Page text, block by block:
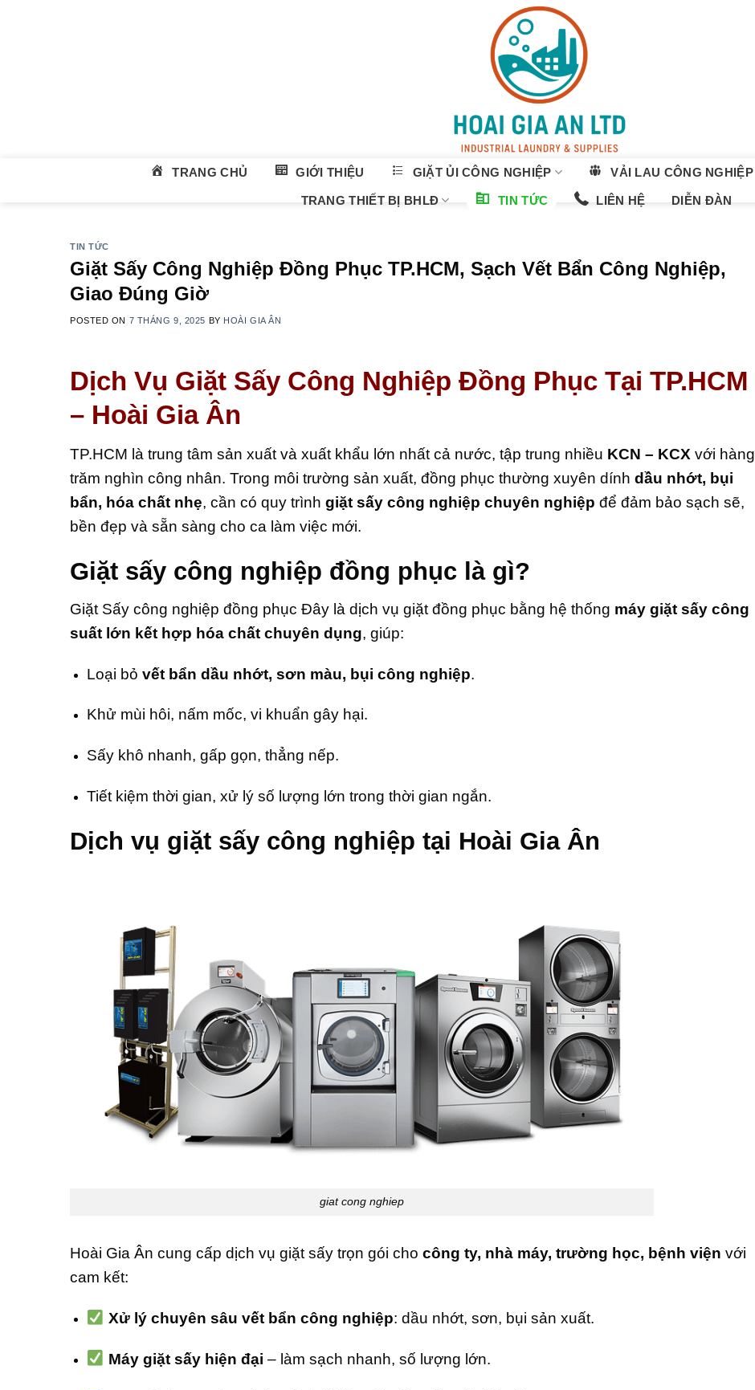
TRANG CHỦ GIỚI THIỆU GIẶT ỦI CÔNG NGHIỆP VẢI LAU CÔNG NGHIỆP
TRANG THIẾT BỊ BHLĐ TIN TỨC LIÊN HỆ DIỄN ĐÀN
TIN TỨC
Giặt Sấy Công Nghiệp Đồng Phục TP.HCM, Sạch Vết Bẩn Công Nghiệp,
Giao Đúng Giờ
POSTED ON 7 THÁNG 9, 2025 BY HOÀI GIA ÂN
Dịch Vụ Giặt Sấy Công Nghiệp Đồng Phục Tại TP.HCM
– Hoài Gia Ân
TP.HCM là trung tâm sản xuất và xuất khẩu lớn nhất cả nước, tập trung nhiều KCN – KCX với hàng
trăm nghìn công nhân. Trong môi trường sản xuất, đồng phục thường xuyên dính dầu nhớt, bụi
bẩn, hóa chất nhẹ, cần có quy trình giặt sấy công nghiệp chuyên nghiệp để đảm bảo sạch sẽ,
bền đẹp và sẵn sàng cho ca làm việc mới.
Giặt sấy công nghiệp đồng phục là gì?
Giặt Sấy công nghiệp đồng phục Đây là dịch vụ giặt đồng phục bằng hệ thống máy giặt sấy công
suất lớn kết hợp hóa chất chuyên dụng, giúp:
Loại bỏ vết bẩn dầu nhớt, sơn màu, bụi công nghiệp.
Khử mùi hôi, nấm mốc, vi khuẩn gây hại.
Sấy khô nhanh, gấp gọn, thẳng nếp.
Tiết kiệm thời gian, xử lý số lượng lớn trong thời gian ngắn.
Dịch vụ giặt sấy công nghiệp tại Hoài Gia Ân
giat cong nghiep
Hoài Gia Ân cung cấp dịch vụ giặt sấy trọn gói cho công ty, nhà máy, trường học, bệnh viện với
cam kết:
Xử lý chuyên sâu vết bẩn công nghiệp: dầu nhớt, sơn, bụi sản xuất.
Máy giặt sấy hiện đại – làm sạch nhanh, số lượng lớn.